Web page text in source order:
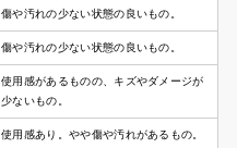
傷や汚れの少ない状態の良いもの。
傷や汚れの少ない状態の良いもの。
使用感があるものの、キズやダメージが
少ないもの。
使用感あり。やや傷や汚れがあるもの。